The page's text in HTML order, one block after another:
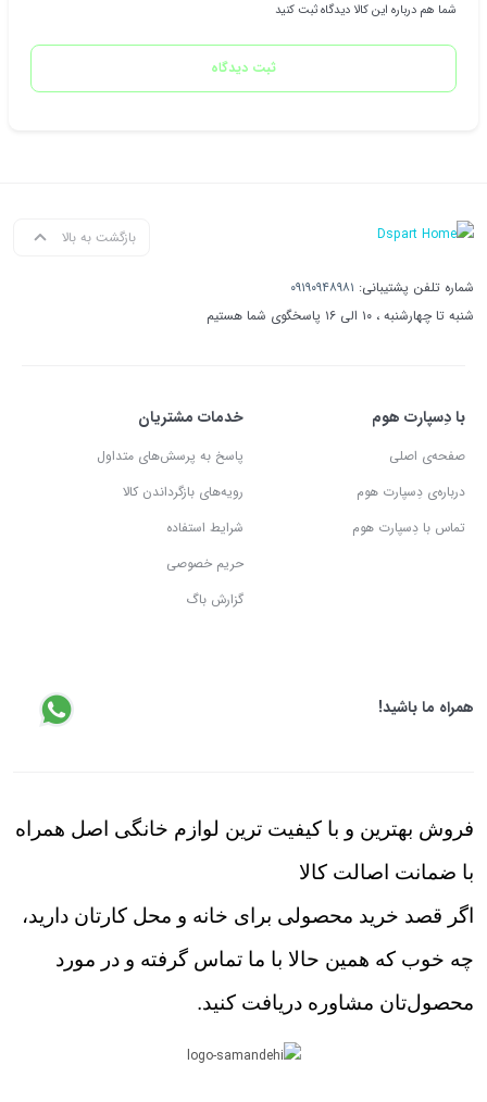
شما هم درباره این کالا دیدگاه ثبت کنید
ثبت دیدگاه
بازگشت به بالا
شماره تلفن پشتیبانی: ۰۹۱۹۰۹۴۸۹۸۱
شنبه تا چهارشنبه ، ۱۰ الی ۱۶ پاسخگوی شما هستیم
با دِسپارت هوم
صفحه‌ی اصلی
درباره‌ی دِسپارت هوم
تماس با دِسپارت هوم
خدمات مشتریان
پاسخ به پرسش‌های متداول
رویه‌های بازگرداندن کالا
شرایط استفاده
حریم خصوصی
گزارش باگ
همراه ما باشید!
فروش بهترین و با کیفیت ترین لوازم خانگی اصل همراه
با ضمانت اصالت کالا
اگر قصد خرید محصولی برای خانه و محل کارتان دارید،
چه خوب که همین حالا با ما تماس گرفته و در مورد
محصول‌تان مشاوره دریافت کنید.